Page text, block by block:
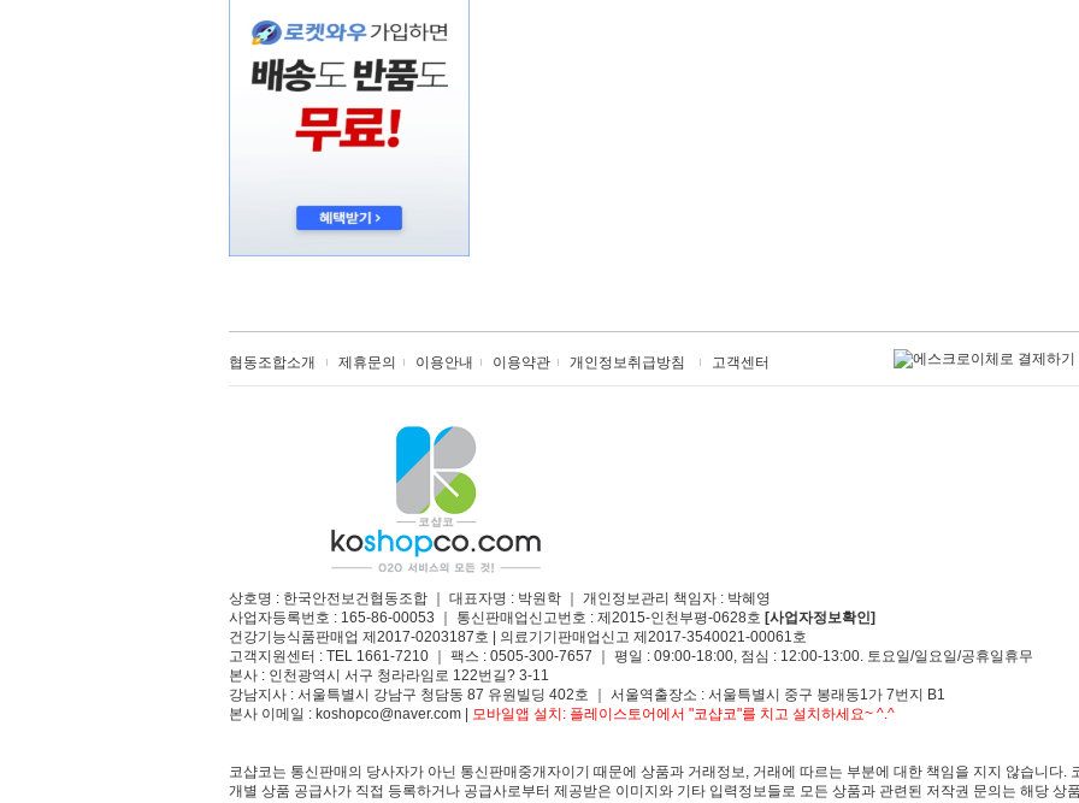
협동조합소개 제휴문의 이용안내 이용약관 개인정보취급방침 고객센터
상호명 : 한국안전보건협동조합 ｜ 대표자명 : 박원학 ｜ 개인정보관리 책임자 : 박혜영
사업자등록번호 : 165-86-00053 ｜ 통신판매업신고번호 : 제2015-인천부평-0628호 [사업자정보확인]
건강기능식품판매업 제2017-0203187호 | 의료기기판매업신고 제2017-3540021-00061호
고객지원센터 : TEL 1661-7210 ｜ 팩스 : 0505-300-7657 ｜ 평일 : 09:00-18:00, 점심 : 12:00-13:00. 토요일/일요일/공휴일휴무
본사 : 인천광역시 서구 청라라임로 122번길? 3-11
강남지사 : 서울특별시 강남구 청담동 87 유원빌딩 402호 ｜ 서울역출장소 : 서울특별시 중구 봉래동1가 7번지 B1
본사 이메일 : koshopco@naver.com | 모바일앱 설치: 플레이스토어에서 "코샵코"를 치고 설치하세요~ ^.^
코샵코는 통신판매의 당사자가 아닌 통신판매중개자이기 때문에 상품과 거래정보, 거래에 따르는 부분에 대한 책임을 지지 않습니다.
개별 상품 공급사가 직접 등록하거나 공급사로부터 제공받은 이미지와 기타 입력정보들로 모든 상품과 관련된 저작권 문의는 해당 상